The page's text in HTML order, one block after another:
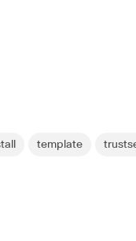
template